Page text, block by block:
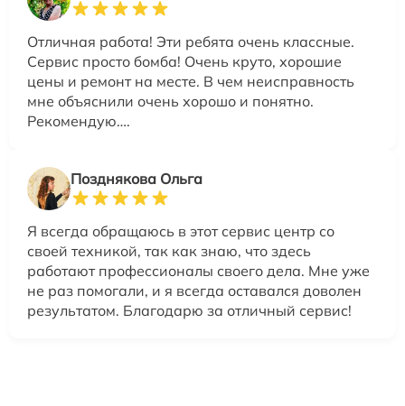
Отличная работа! Эти ребята очень классные.
Сервис просто бомба! Очень круто, хорошие
цены и ремонт на месте. В чем неисправность
мне объяснили очень хорошо и понятно.
Рекомендую….
Позднякова Ольга
Я всегда обращаюсь в этот сервис центр со
своей техникой, так как знаю, что здесь
работают профессионалы своего дела. Мне уже
не раз помогали, и я всегда оставался доволен
результатом. Благодарю за отличный сервис!